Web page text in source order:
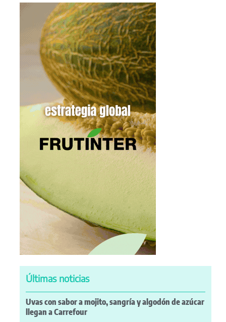
Últimas noticias
Uvas con sabor a mojito, sangría y algodón de azúcar
llegan a Carrefour